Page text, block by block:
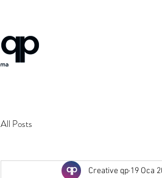
All Posts
Creative qp 19 Oca